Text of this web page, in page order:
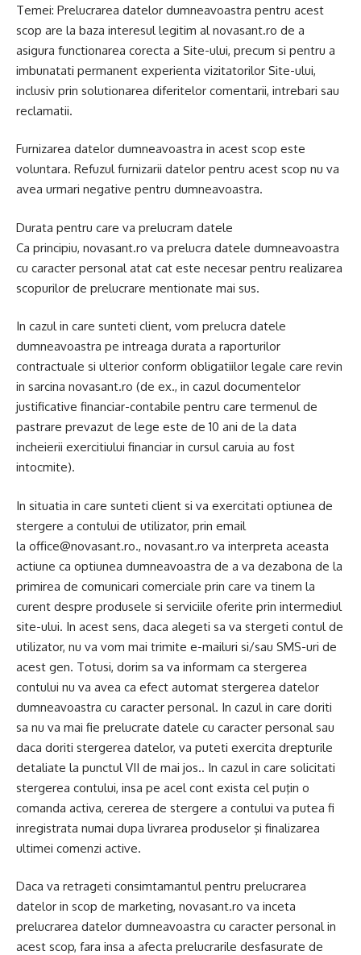
Temei: Prelucrarea datelor dumneavoastra pentru acest
scop are la baza interesul legitim al novasant.ro de a
asigura functionarea corecta a Site-ului, precum si pentru a
imbunatati permanent experienta vizitatorilor Site-ului,
inclusiv prin solutionarea diferitelor comentarii, intrebari sau
reclamatii.
Furnizarea datelor dumneavoastra in acest scop este
voluntara. Refuzul furnizarii datelor pentru acest scop nu va
avea urmari negative pentru dumneavoastra.
Durata pentru care va prelucram datele
Ca principiu, novasant.ro va prelucra datele dumneavoastra
cu caracter personal atat cat este necesar pentru realizarea
scopurilor de prelucrare mentionate mai sus.
In cazul in care sunteti client, vom prelucra datele
dumneavoastra pe intreaga durata a raporturilor
contractuale si ulterior conform obligatiilor legale care revin
in sarcina novasant.ro (de ex., in cazul documentelor
justificative financiar-contabile pentru care termenul de
pastrare prevazut de lege este de 10 ani de la data
incheierii exercitiului financiar in cursul caruia au fost
intocmite).
In situatia in care sunteti client si va exercitati optiunea de
stergere a contului de utilizator, prin email
la office@novasant.ro., novasant.ro va interpreta aceasta
actiune ca optiunea dumneavoastra de a va dezabona de la
primirea de comunicari comerciale prin care va tinem la
curent despre produsele si serviciile oferite prin intermediul
site-ului. In acest sens, daca alegeti sa va stergeti contul de
utilizator, nu va vom mai trimite e-mailuri si/sau SMS-uri de
acest gen. Totusi, dorim sa va informam ca stergerea
contului nu va avea ca efect automat stergerea datelor
dumneavoastra cu caracter personal. In cazul in care doriti
sa nu va mai fie prelucrate datele cu caracter personal sau
daca doriti stergerea datelor, va puteti exercita drepturile
detaliate la punctul VII de mai jos.. In cazul in care solicitati
stergerea contului, insa pe acel cont exista cel puţin o
comanda activa, cererea de stergere a contului va putea fi
inregistrata numai dupa livrarea produselor şi finalizarea
ultimei comenzi active.
Daca va retrageti consimtamantul pentru prelucrarea
datelor in scop de marketing, novasant.ro va inceta
prelucrarea datelor dumneavoastra cu caracter personal in
acest scop, fara insa a afecta prelucrarile desfasurate de